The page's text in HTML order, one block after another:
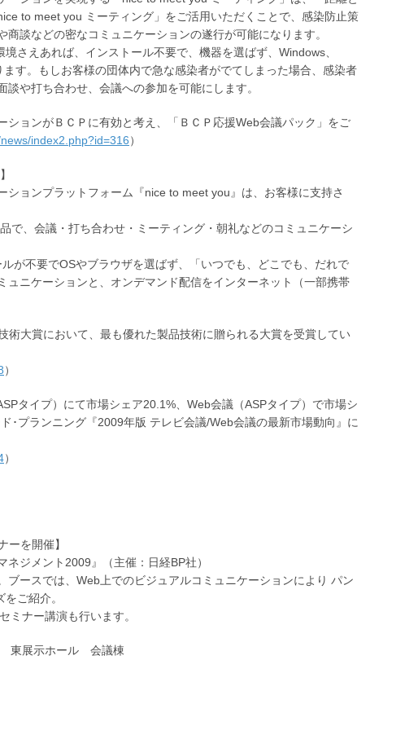
to meet you ミーティング」をご活用いただくことで、感染防止策
談などの密なコミュニケーションの遂行が可能になります。
さえあれば、インストール不要で、機器を選ばず、Windows、
す。もしお客様の団体内で急な感染者がでてしまった場合、感染者
や打ち合わせ、会議への参加を可能にします。
ョンがＢＣＰに有効と考え、「ＢＣＰ応援Web会議パック」をご
index2.php?id=316）
】
ョンプラットフォーム『nice to meet you』は、お客様に支持さ
で、会議・打ち合わせ・ミーティング・朝礼などのコミュニケーシ
が不要でOSやブラウザを選ばず、「いつでも、どこでも、だれで
ニケーションと、オンデマンド配信をインターネット（一部携帯
大賞において、最も優れた製品技術に贈られる大賞を受賞してい
）
タイプ）にて市場シェア20.1%、Web会議（ASPタイプ）で市場シ
･プランニング『2009年版 テレビ会議/Web会議の最新市場動向』に
）
ーを開催】
ジメント2009』（主催：日経BP社）
ブースでは、Web上でのビジュアルコミュニケーションにより パン
ご紹介。
ミナー講演も行います。
東展示ホール 会議棟